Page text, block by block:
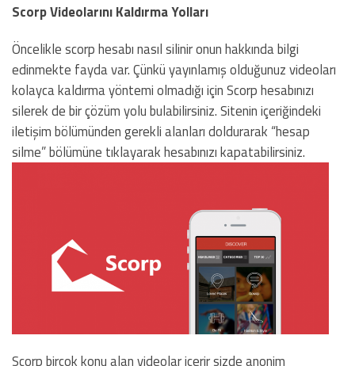
Scorp Videolarını Kaldırma Yolları
Öncelikle scorp hesabı nasıl silinir onun hakkında bilgi
edinmekte fayda var. Çünkü yayınlamış olduğunuz videoları
kolayca kaldırma yöntemi olmadığı için Scorp hesabınızı
silerek de bir çözüm yolu bulabilirsiniz. Sitenin içeriğindeki
iletişim bölümünden gerekli alanları doldurarak “hesap
silme” bölümüne tıklayarak hesabınızı kapatabilirsiniz.
Scorp birçok konu alan videolar içerir sizde anonim